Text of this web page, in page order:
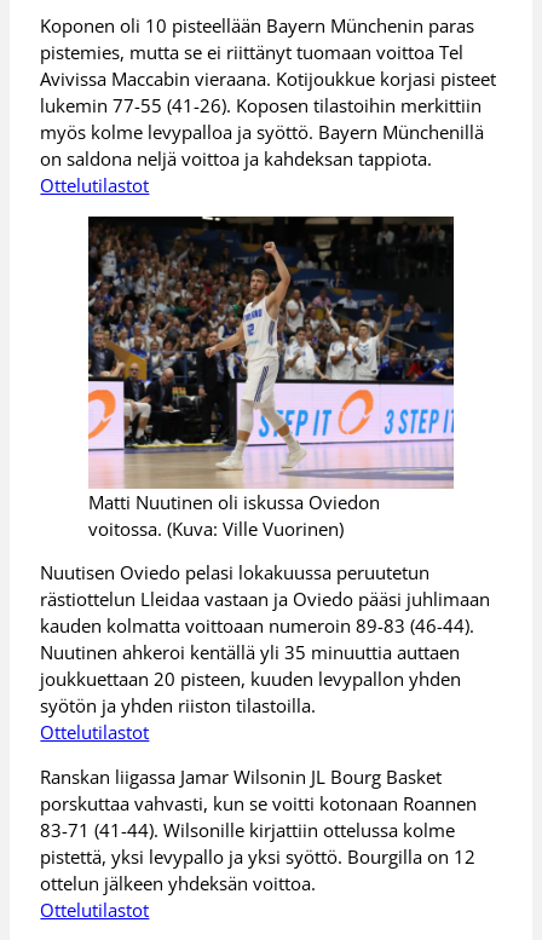
Koponen oli 10 pisteellään Bayern Münchenin paras
pistemies, mutta se ei riittänyt tuomaan voittoa Tel
Avivissa Maccabin vieraana. Kotijoukkue korjasi pisteet
lukemin 77-55 (41-26). Koposen tilastoihin merkittiin
myös kolme levypalloa ja syöttö. Bayern Münchenillä
on saldona neljä voittoa ja kahdeksan tappiota.
Ottelutilastot
Matti Nuutinen oli iskussa Oviedon
voitossa. (Kuva: Ville Vuorinen)
Nuutisen Oviedo pelasi lokakuussa peruutetun
rästiottelun Lleidaa vastaan ja Oviedo pääsi juhlimaan
kauden kolmatta voittoaan numeroin 89-83 (46-44).
Nuutinen ahkeroi kentällä yli 35 minuuttia auttaen
joukkuettaan 20 pisteen, kuuden levypallon yhden
syötön ja yhden riiston tilastoilla.
Ottelutilastot
Ranskan liigassa Jamar Wilsonin JL Bourg Basket
porskuttaa vahvasti, kun se voitti kotonaan Roannen
83-71 (41-44). Wilsonille kirjattiin ottelussa kolme
pistettä, yksi levypallo ja yksi syöttö. Bourgilla on 12
ottelun jälkeen yhdeksän voittoa.
Ottelutilastot